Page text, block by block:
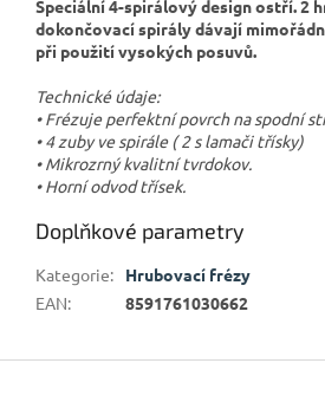
Speciální 4-spirálový design ostří. 2
dokončovací spirály dávají
při použití vysokých posuvů.
Technické údaje:
• Frézuje perfektní povrch na spodní
• 4 zuby ve spirále ( 2 s lamači třísky)
• Mikrozrný kvalitní tvrdokov.
• Horní odvod třísek.
Doplňkové parametry
Kategorie:
Hrubovací frézy
EAN: 8591761030662